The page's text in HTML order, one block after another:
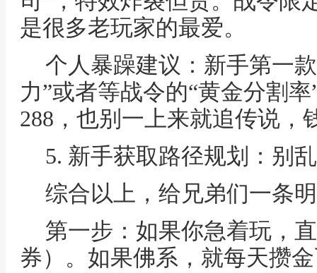
是很多老玩家的最爱。
个人暴躁建议：新手第一
力”或者等战令的“黄金分割
288，也别一上来就追传说，
5. 新手获取路径规划：别
综合以上，给兄弟们一条
第一步：如果你急着玩，
券）。如果佛系，就每天攒